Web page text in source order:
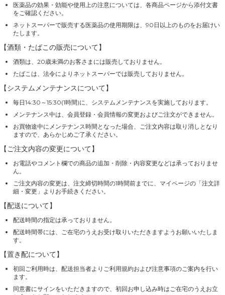
医薬品の効果・効能や使用上の注意については、各商品ページから添付文書
をご確認ください。
ネットスーパーで販売する医薬品の使用期限は、90日以上のものをお届けい
たします。
【酒類・たばこの販売について】
酒類は、20歳未満のお客さまには販売しておりません。
たばこは、法令によりネットスーパーでは販売しておりません。
【システムメンテナンスについて】
毎日14:30～15:30(1時間)に、システムメンテナンスを実施しております。
メンテナンス中は、会員登録・会員情報の変更およびご注文ができません。
お買物途中にメンテナンス時間となった場合、ご注文内容は取り消しとなり
ますので、あらかじめご了承ください。
【ご注文内容の変更について】
お電話やコメント欄での商品の追加・削除・内容変更などは承っておりませ
ん。
ご注文内容の変更は、注文締切時間の1時間前までに、マイページの「注文詳
細・変更」よりお手続きください。
【配送について】
配送時間の指定は承っておりません。
配送時間帯には、ご在宅のうえお受け取りいただきますようお願いいたしま
す。
【置き配について】
初回ご利用時は、配送担当者よりご利用規約および注意事項のご案内を行い
ます。
同意書にサインをいただきますので、初回お申し込み時はご在宅のうえお立